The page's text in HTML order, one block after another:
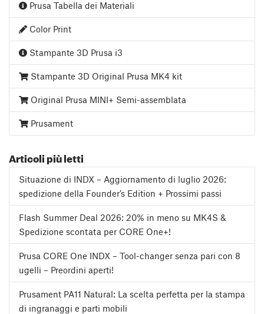
Prusa Tabella dei Materiali
Color Print
Stampante 3D Prusa i3
Stampante 3D Original Prusa MK4 kit
Original Prusa MINI+ Semi-assemblata
Prusament
Articoli più letti
Situazione di INDX – Aggiornamento di luglio 2026:
spedizione della Founder’s Edition + Prossimi passi
Flash Summer Deal 2026: 20% in meno su MK4S &
Spedizione scontata per CORE One+!
Prusa CORE One INDX – Tool-changer senza pari con 8
ugelli – Preordini aperti!
Prusament PA11 Natural: La scelta perfetta per la stampa
di ingranaggi e parti mobili